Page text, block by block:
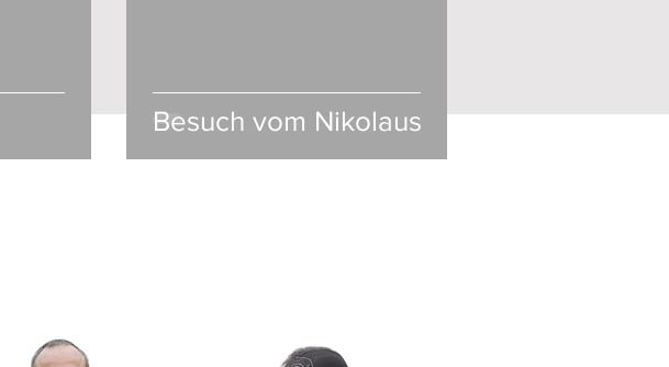
Besuch vom Nikolaus